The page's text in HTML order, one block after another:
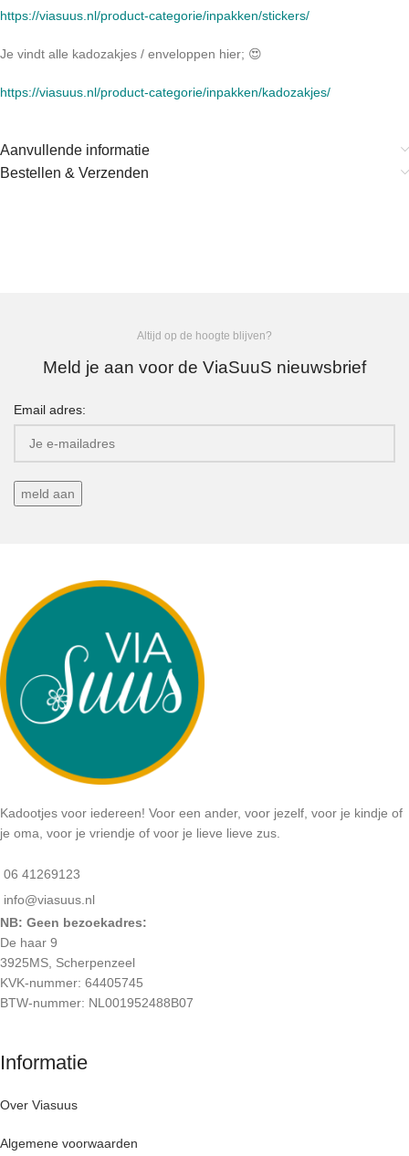
https://viasuus.nl/product-categorie/inpakken/stickers/
Je vindt alle kadozakjes / enveloppen hier; 😍
https://viasuus.nl/product-categorie/inpakken/kadozakjes/
Aanvullende informatie
Bestellen & Verzenden
Altijd op de hoogte blijven?
Meld je aan voor de ViaSuuS nieuwsbrief
Email adres:
Kadootjes voor iedereen! Voor een ander, voor jezelf, voor je kindje of
je oma, voor je vriendje of voor je lieve lieve zus.
06 41269123
info@viasuus.nl
NB: Geen bezoekadres:
De haar 9
3925MS, Scherpenzeel
KVK-nummer: 64405745
BTW-nummer: NL001952488B07
Informatie
Over Viasuus
Algemene voorwaarden